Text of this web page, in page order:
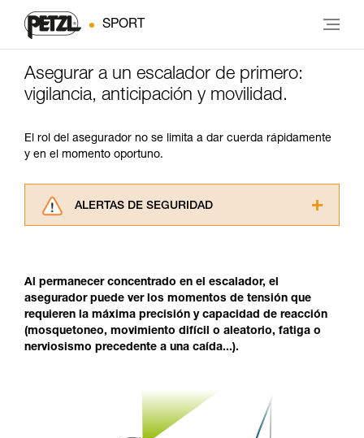
SPORT
Asegurar a un escalador de primero:
vigilancia, anticipación y movilidad.
El rol del asegurador no se limita a dar cuerda rápidamente
y en el momento oportuno.
ALERTAS DE SEGURIDAD
información de la ficha técnica para poder
comprender este complemento informativo.
Dominar estas técnicas requiere una formación
y un entrenamiento específico. Confirme a
través de un profesional su capacidad para
Damos ejemplos de técnicas relacionadas con
su actividad. Pueden existir otras que no
Al permanecer concentrado en el escalador, el
asegurador puede ver los momentos de tensión que
requieren la máxima precisión y capacidad de reacción
(mosquetoneo, movimiento difícil o aleatorio, fatiga o
nerviosismo precedente a una caída...).